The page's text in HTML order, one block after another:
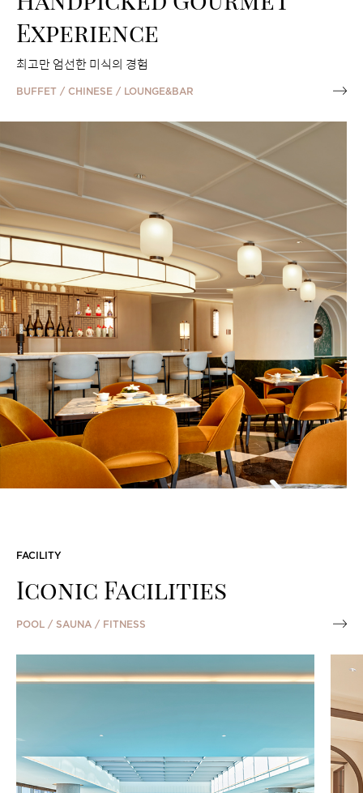
Summer Event : Class Program
모두가 즐길 수 있는 특별한 여름을 위해, 그랜드 조선 부산이
준비한 다채로운 클래스 프로그램을 만나보세요!
2026.07.17 - 2026.08.17
돌
망고
MEMBERSHIP
라이프스타일과 특별한 경험을 제안합니다.
Experience
최고만 엄선한 미식의 경험
BUFFET / CHINESE / LOUNGE&BAR
FACILITY
Iconic Facilities
POOL / SAUNA / FITNESS